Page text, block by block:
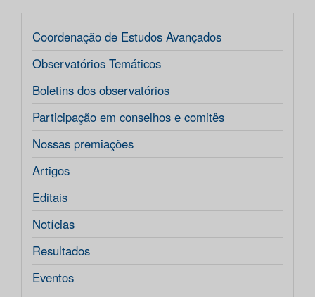
Coordenação de Estudos Avançados
Observatórios Temáticos
Boletins dos observatórios
Participação em conselhos e comitês
Nossas premiações
Artigos
Editais
Notícias
Resultados
Eventos